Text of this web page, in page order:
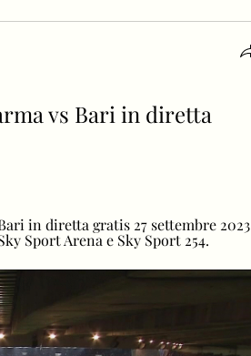
vs Bari in diretta
in diretta gratis 27 settembre 2023
Sport Arena e Sky Sport 254.